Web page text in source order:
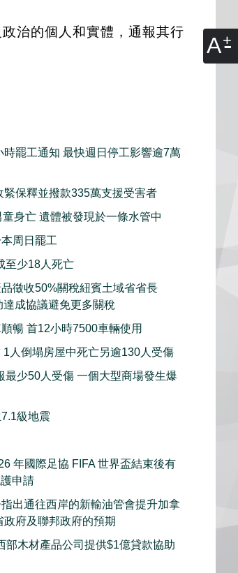
A
治的個人和實體，通報其行
罷工通知 最快週日停工影響逾7萬
保釋並撥款335萬支援受害者
身亡 遺體被發現於一條水管中
周日罷工
至少18人死亡
徵收50%關稅紐賓土域省省長
成協議避免更多關稅
暢 首12小時7500車輛使用
人倒塌房屋中死亡另逾130人受傷
最少50人受傷 一個大型商場發生爆
級地震
年國際足協 FIFA 世界盃結束後有
申請
出通往西岸的新輸油管會提升加拿
府及聯邦政府的預期
部木材產品公司提供$1億貸款協助